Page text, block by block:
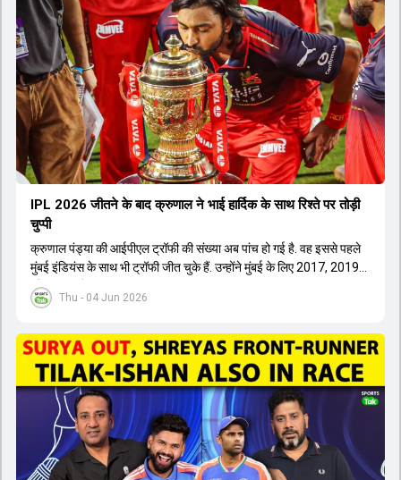
Thu - 04 Jun 2026
IPL 2026 जीतने के बाद क्रुणाल ने भाई हार्द‍िक के साथ र‍िश्ते पर तोड़ी
चुप्पी
क्रुणाल पंड्या की आईपीएल ट्रॉफी की संख्या अब पांच हो गई है. वह इससे पहले
मुंबई इंडियंस के साथ भी ट्रॉफी जीत चुके हैं. उन्होंने मुंबई के लिए 2017, 2019
और 2020 में ट्रॉफी जीती थी.